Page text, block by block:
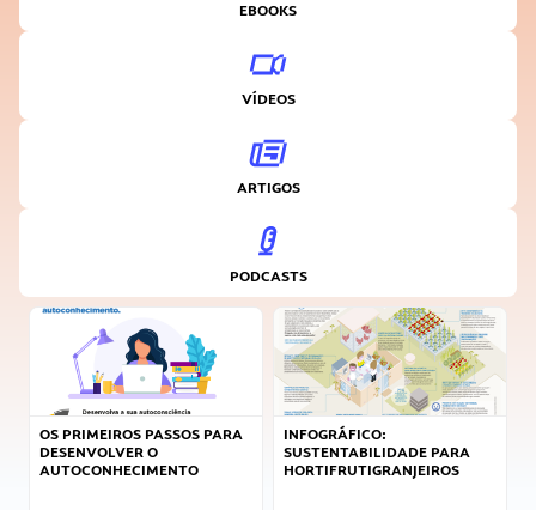
EBOOKS
VÍDEOS
ARTIGOS
PODCASTS
OS PRIMEIROS PASSOS PARA
DESENVOLVER O
AUTOCONHECIMENTO
INFOGRÁFICO:
SUSTENTABILIDADE PARA
HORTIFRUTIGRANJEIROS